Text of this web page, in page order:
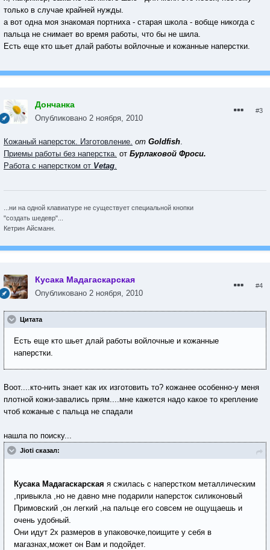
только в случае крайней нужды.
а вот одна моя знакомая портниха - старая школа - вобще никогда с
пальца не снимает во время работы, что бы не шила.
Есть еще кто шьет длай работы войлочные и кожанные наперстки.
Дончанка
Опубликовано 2 ноября, 2010
#3
Кожаный наперсток. Изготовление. от Goldfish.
Приемы работы без наперстка. от Бурлаковой Фроси.
Работа с наперстком от Vetag.
...ни на одной клавиатуре не существует специальной кнопки
"создать шедевр"...
Кетрин Айсманн.
Кусака Мадагаскарская
Опубликовано 2 ноября, 2010
#4
Цитата
Есть еще кто шьет длай работы войлочные и кожанные
наперстки.
Воот....кто-нить знает как их изготовить то? кожанее особенно-у меня
плотной кожи-завались прям....мне кажется надо какое то крепление
чтоб кожаные с пальца не спадали
нашла по поиску...
Jioti сказал:
Кусака Мадагаскарская я сжилась с наперстком металлическим
,привыкла ,но не давно мне подарили наперсток силиконовый
Примовский ,он легкий ,на пальце его совсем не ощущаешь и
очень удобный.
Они идут 2х размеров в упаковочке,поищите у себя в
магазнах,может он Вам и подойдет.